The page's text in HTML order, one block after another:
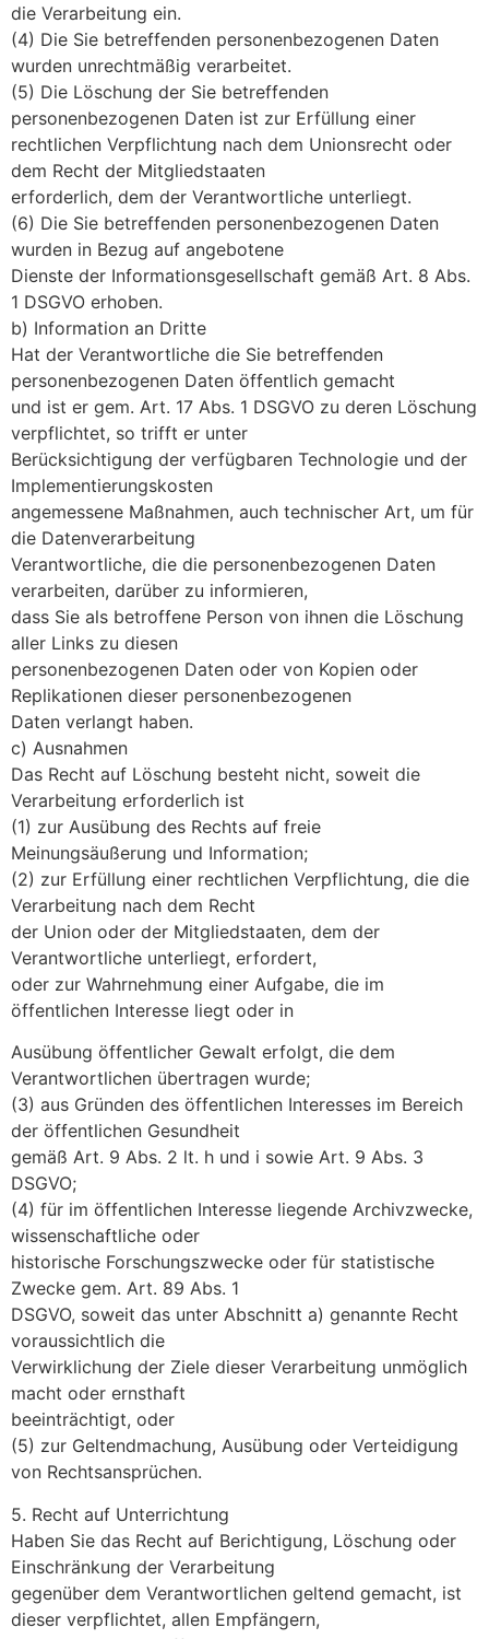
die Verarbeitung ein.
(4) Die Sie betreffenden personenbezogenen Daten
wurden unrechtmäßig verarbeitet.
(5) Die Löschung der Sie betreffenden
personenbezogenen Daten ist zur Erfüllung einer
rechtlichen Verpflichtung nach dem Unionsrecht oder
dem Recht der Mitgliedstaaten
erforderlich, dem der Verantwortliche unterliegt.
(6) Die Sie betreffenden personenbezogenen Daten
wurden in Bezug auf angebotene
Dienste der Informationsgesellschaft gemäß Art. 8 Abs.
1 DSGVO erhoben.
b) Information an Dritte
Hat der Verantwortliche die Sie betreffenden
personenbezogenen Daten öffentlich gemacht
und ist er gem. Art. 17 Abs. 1 DSGVO zu deren Löschung
verpflichtet, so trifft er unter
Berücksichtigung der verfügbaren Technologie und der
Implementierungskosten
angemessene Maßnahmen, auch technischer Art, um für
die Datenverarbeitung
Verantwortliche, die die personenbezogenen Daten
verarbeiten, darüber zu informieren,
dass Sie als betroffene Person von ihnen die Löschung
aller Links zu diesen
personenbezogenen Daten oder von Kopien oder
Replikationen dieser personenbezogenen
Daten verlangt haben.
c) Ausnahmen
Das Recht auf Löschung besteht nicht, soweit die
Verarbeitung erforderlich ist
(1) zur Ausübung des Rechts auf freie
Meinungsäußerung und Information;
(2) zur Erfüllung einer rechtlichen Verpflichtung, die die
Verarbeitung nach dem Recht
der Union oder der Mitgliedstaaten, dem der
Verantwortliche unterliegt, erfordert,
oder zur Wahrnehmung einer Aufgabe, die im
öffentlichen Interesse liegt oder in
Ausübung öffentlicher Gewalt erfolgt, die dem
Verantwortlichen übertragen wurde;
(3) aus Gründen des öffentlichen Interesses im Bereich
der öffentlichen Gesundheit
gemäß Art. 9 Abs. 2 lt. h und i sowie Art. 9 Abs. 3
DSGVO;
(4) für im öffentlichen Interesse liegende Archivzwecke,
wissenschaftliche oder
historische Forschungszwecke oder für statistische
Zwecke gem. Art. 89 Abs. 1
DSGVO, soweit das unter Abschnitt a) genannte Recht
voraussichtlich die
Verwirklichung der Ziele dieser Verarbeitung unmöglich
macht oder ernsthaft
beeinträchtigt, oder
(5) zur Geltendmachung, Ausübung oder Verteidigung
von Rechtsansprüchen.
5. Recht auf Unterrichtung
Haben Sie das Recht auf Berichtigung, Löschung oder
Einschränkung der Verarbeitung
gegenüber dem Verantwortlichen geltend gemacht, ist
dieser verpflichtet, allen Empfängern,